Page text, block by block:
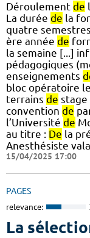
Déroulement de
La durée de la
quatre semestres
ère année de
la semaine [...]
pédagogiques
enseignements
bloc opératoire
terrains de stage
convention de
l’Université de
au titre : De la
Anesthésiste
15/04/2025 17:00
PAGES
relevance:
La